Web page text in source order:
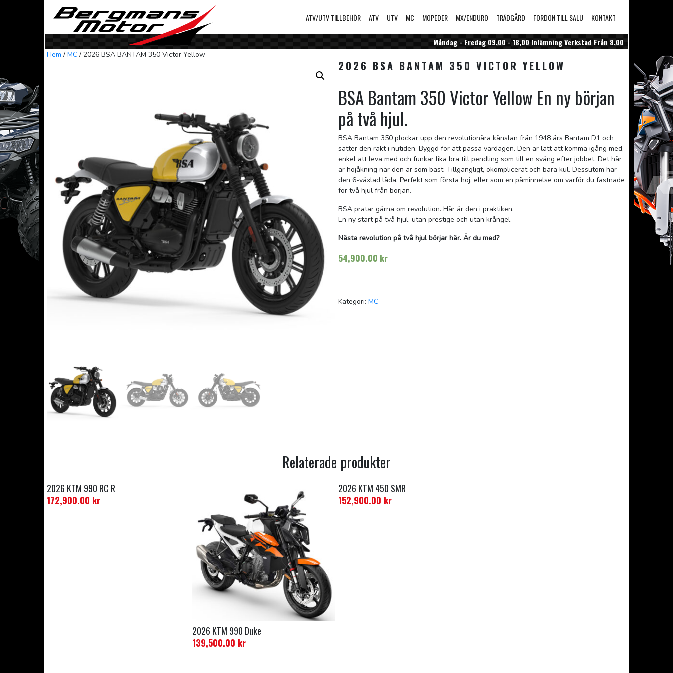
Skip to content
ATV/UTV TILLBEHÖR ATV UTV MC MOPEDER MX/ENDURO TRÄDGÅRD FORDON TILL SALU KONTAKT
Måndag - Fredag 09,00 - 18,00 Inlämning Verkstad Från 8,00
Hem / MC / 2026 BSA BANTAM 350 Victor Yellow
2026 BSA BANTAM 350 VICTOR YELLOW
BSA Bantam 350 Victor Yellow En ny början
på två hjul.
BSA Bantam 350 plockar upp den revolutionära känslan från 1948 års Bantam D1 och
sätter den rakt i nutiden. Byggd för att passa vardagen. Den är lätt att komma igång med,
enkel att leva med och funkar lika bra till pendling som till en sväng efter jobbet. Det här
är hojåkning när den är som bäst. Tillgängligt, okomplicerat och bara kul. Dessutom har
den 6-växlad låda. Perfekt som första hoj, eller som en påminnelse om varför du fastnade
för två hjul från början.
BSA pratar gärna om revolution. Här är den i praktiken.
En ny start på två hjul, utan prestige och utan krångel.
Nästa revolution på två hjul börjar här. Är du med?
54,900.00 kr
Kategori: MC
Relaterade produkter
2026 KTM 990 RC R
172,900.00 kr
2026 KTM 990 Duke
139,500.00 kr
2026 KTM 450 SMR
152,900.00 kr